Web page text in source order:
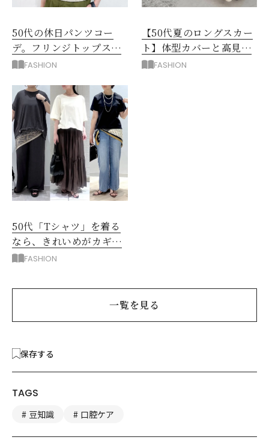
50代の休日パンツコー
デ。フリンジトップスを
主役に洗練アースカラー
FASHION
【50代夏のロングスカー
ト】体型カバーと高見え
を叶える4コーデ
FASHION
50代「Tシャツ」を着る
なら、きれいめがカギ！
部屋着に見えないコツ
FASHION
一覧を見る
保存する
TAGS
豆知識 口腔ケア